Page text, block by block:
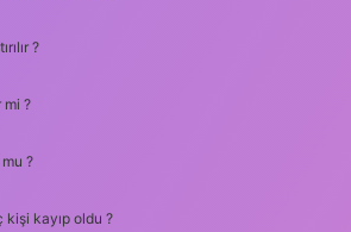
?
?
?
kayıp oldu ?